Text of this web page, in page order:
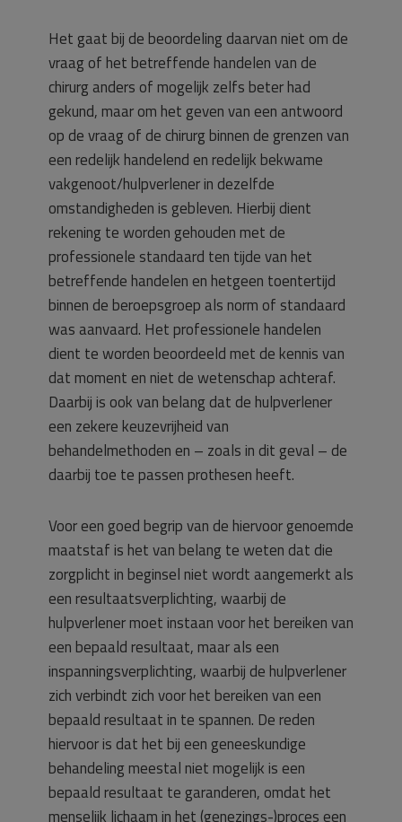
Het gaat bij de beoordeling daarvan niet om de
vraag of het betreffende handelen van de
chirurg anders of mogelijk zelfs beter had
gekund, maar om het geven van een antwoord
op de vraag of de chirurg binnen de grenzen van
een redelijk handelend en redelijk bekwame
vakgenoot/hulpverlener in dezelfde
omstandigheden is gebleven. Hierbij dient
rekening te worden gehouden met de
professionele standaard ten tijde van het
betreffende handelen en hetgeen toentertijd
binnen de beroepsgroep als norm of standaard
was aanvaard. Het professionele handelen
dient te worden beoordeeld met de kennis van
dat moment en niet de wetenschap achteraf.
Daarbij is ook van belang dat de hulpverlener
een zekere keuzevrijheid van
behandelmethoden en – zoals in dit geval – de
daarbij toe te passen prothesen heeft.
Voor een goed begrip van de hiervoor genoemde
maatstaf is het van belang te weten dat die
zorgplicht in beginsel niet wordt aangemerkt als
een resultaatsverplichting, waarbij de
hulpverlener moet instaan voor het bereiken van
een bepaald resultaat, maar als een
inspanningsverplichting, waarbij de hulpverlener
zich verbindt zich voor het bereiken van een
bepaald resultaat in te spannen. De reden
hiervoor is dat het bij een geneeskundige
behandeling meestal niet mogelijk is een
bepaald resultaat te garanderen, omdat het
menselijk lichaam in het (genezings-)proces een